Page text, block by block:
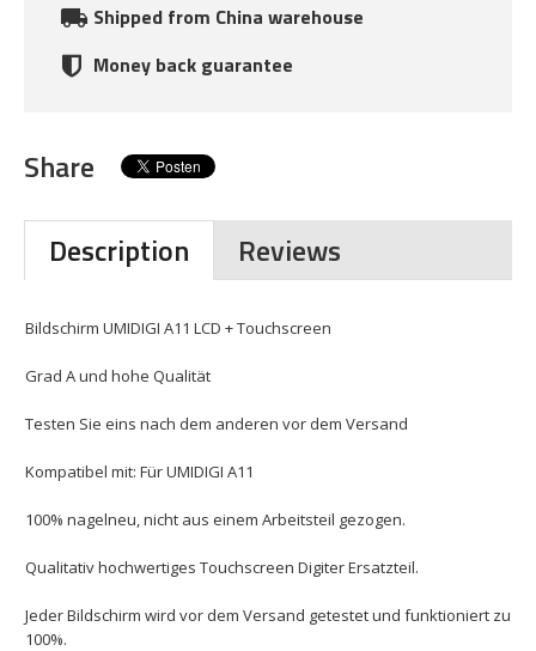
Shipped from China warehouse
Money back guarantee
Share
Description
Reviews
Bildschirm UMIDIGI A11 LCD + Touchscreen
Grad A und hohe Qualität
Testen Sie eins nach dem anderen vor dem Versand
Kompatibel mit: Für UMIDIGI A11
100% nagelneu, nicht aus einem Arbeitsteil gezogen.
Qualitativ hochwertiges Touchscreen Digiter Ersatzteil.
Jeder Bildschirm wird vor dem Versand getestet und funktioniert zu
100%.